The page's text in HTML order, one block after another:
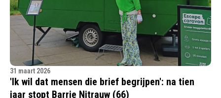
31 maart 2026
'Ik wil dat mensen die brief begrijpen': na tien
jaar stopt Barrie Nitrauw (66)